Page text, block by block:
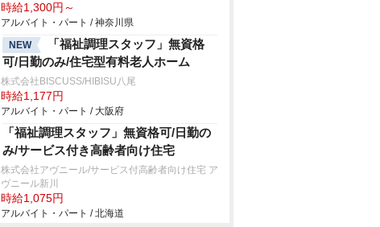
時給1,300円～
アルバイト・パート / 神奈川県
NEW
「福祉調理スタッフ」無資格
可/日勤のみ/住宅型有料老人ホーム
株式会社BISCUSS/HIBISU八尾
時給1,177円
アルバイト・パート / 大阪府
「福祉調理スタッフ」無資格可/日勤の
み/サービス付き高齢者向け住宅
株式会社アヴニール/サービス付高齢者向け住宅 ア
ヴニール新川
時給1,075円
アルバイト・パート / 北海道